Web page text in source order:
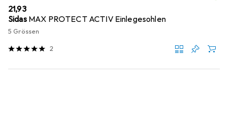
EUR
21,93
Sidas MAX PROTECT ACTIV Einlegesohlen
5 Grössen
2